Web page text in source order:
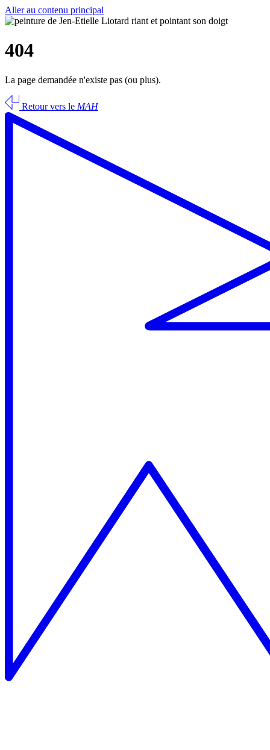
Aller au contenu principal
404
La page demandée n'existe pas (ou plus).
Retour vers le MAH